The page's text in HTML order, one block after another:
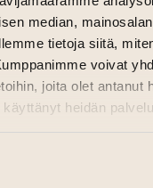
median,
tietoja siitä,
voivat
joita olet antanut
heidän
(1882–1948):
”Folia de España”
vivo